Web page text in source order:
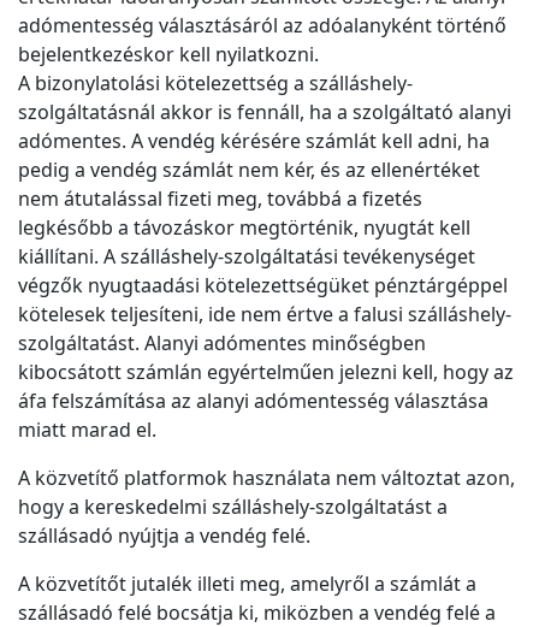
adómentesség választásáról az adóalanyként történő
bejelentkezéskor kell nyilatkozni.
A bizonylatolási kötelezettség a szálláshely-
szolgáltatásnál akkor is fennáll, ha a szolgáltató alanyi
adómentes. A vendég kérésére számlát kell adni, ha
pedig a vendég számlát nem kér, és az ellenértéket
nem átutalással fizeti meg, továbbá a fizetés
legkésőbb a távozáskor megtörténik, nyugtát kell
kiállítani. A szálláshely-szolgáltatási tevékenységet
végzők nyugtaadási kötelezettségüket pénztárgéppel
kötelesek teljesíteni, ide nem értve a falusi szálláshely-
szolgáltatást. Alanyi adómentes minőségben
kibocsátott számlán egyértelműen jelezni kell, hogy az
áfa felszámítása az alanyi adómentesség választása
miatt marad el.
A közvetítő platformok használata nem változtat azon,
hogy a kereskedelmi szálláshely-szolgáltatást a
szállásadó nyújtja a vendég felé.
A közvetítőt jutalék illeti meg, amelyről a számlát a
szállásadó felé bocsátja ki, miközben a vendég felé a